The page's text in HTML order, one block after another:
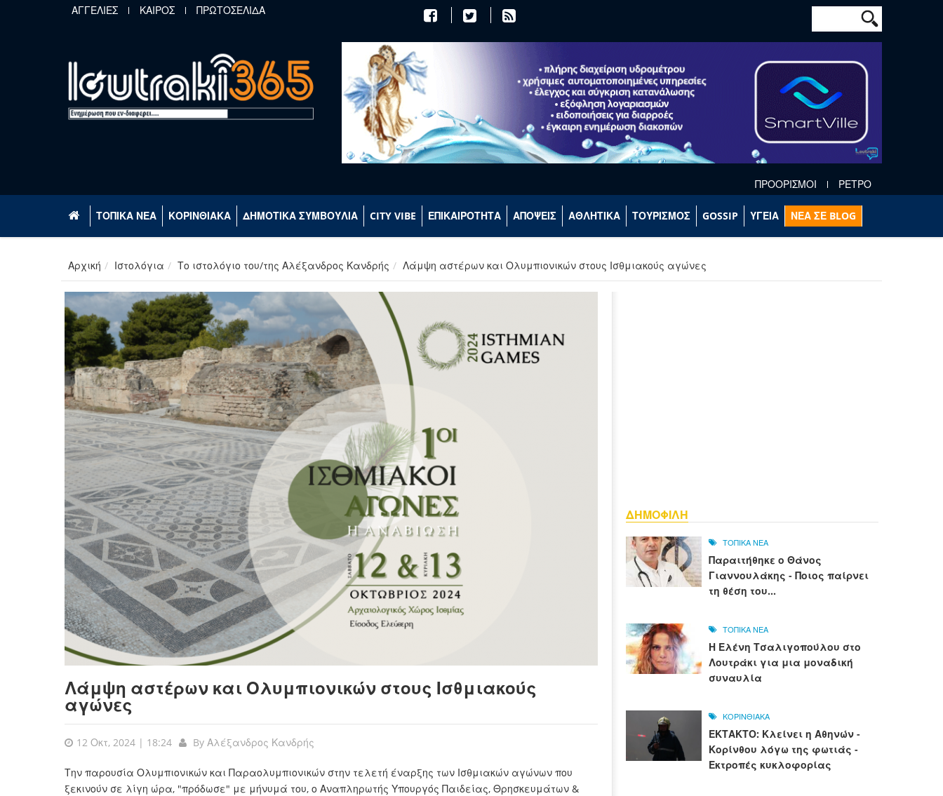
Παράκαμψη προς το κυρίως περιεχόμενο
ΑΓΓΕΛΙΕΣ ΚΑΙΡΟΣ ΠΡΩΤΟΣΕΛΙΔΑ Φόρμα
Αναζήτηση
ΠΡΟΟΡΙΣΜΟΙ ΡΕΤΡΟ
ΤΟΠΙΚΑ ΝΕΑ ΚΟΡΙΝΘΙΑΚΑ ΔΗΜΟΤΙΚΑ ΣΥΜΒΟΥΛΙΑ CITY VIBE ΕΠΙΚΑΙΡΟΤΗΤΑ ΑΠΟΨΕΙΣ ΑΘΛΗΤΙΚΑ ΤΟΥΡΙΣΜΟΣ GOSSIP ΥΓΕΙΑ ΝΕΑ ΣΕ BLOG
Αρχική Ιστολόγια Το ιστολόγιο του/της Αλέξανδρος Κανδρής Λάμψη αστέρων και Ολυμπιονικών στους Ισθμιακούς αγώνες
Λάμψη αστέρων και Ολυμπιονικών στους Ισθμιακούς
αγώνες
12 Οκτ, 2024 | 18:24 By Αλέξανδρος Κανδρής
Την παρουσία Ολυμπιονικών και Παραολυμπιονικών στην τελετή έναρξης των Ισθμιακών αγώνων που
ξεκινούν σε λίγη ώρα, "πρόδωσε" με μήνυμά του, ο Αναπληρωτής Υπουργός Παιδείας, Θρησκευμάτων &
ΔΗΜΟΦΙΛΗ
ΤΟΠΙΚΑ ΝΕΑ
Παραιτήθηκε ο Θάνος
Γιαννουλάκης - Ποιος παίρνει
τη θέση του...
ΤΟΠΙΚΑ ΝΕΑ
Η Ελένη Τσαλιγοπούλου στο
Λουτράκι για μια μοναδική
συναυλία
ΚΟΡΙΝΘΙΑΚΑ
ΕΚΤΑΚΤΟ: Κλείνει η Αθηνών -
Κορίνθου λόγω της φωτιάς -
Εκτροπές κυκλοφορίας